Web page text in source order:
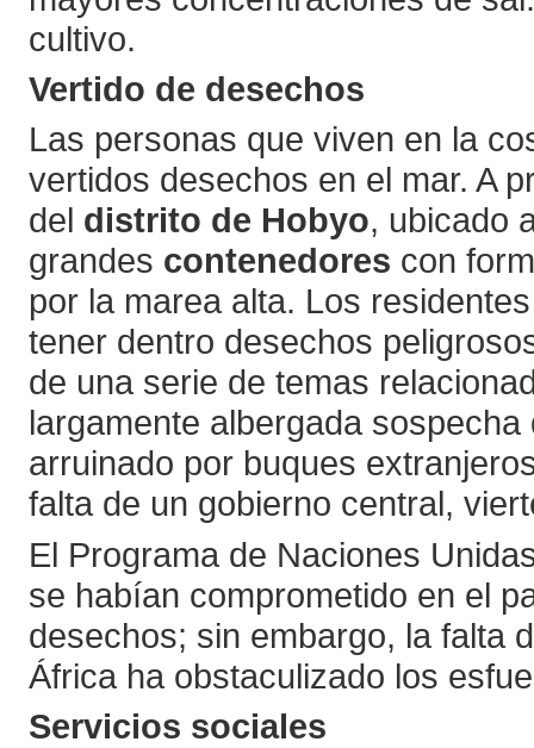
cultivo.
Vertido de desechos
Las personas que viven en la
vertidos desechos en el mar. A
del distrito de Hobyo, ubicado
grandes contenedores con
por la marea alta. Los
tener dentro desechos
de una serie de temas
largamente albergada
arruinado por buques
falta de un gobierno central,
El Programa de Naciones
se habían comprometido en el
desechos; sin embargo, la falta
África ha obstaculizado los
Servicios sociales